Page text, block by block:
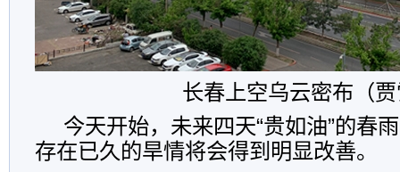
长春上空乌云密布（
今天开始，未来四天“贵如油”的春
存在已久的旱情将会得到明显改善。